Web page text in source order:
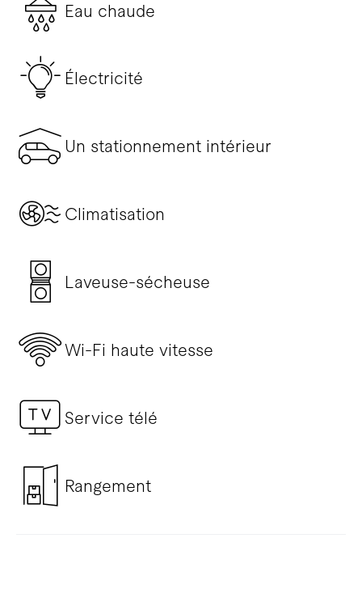
Eau chaude
Électricité
Un stationnement intérieur
Climatisation
Laveuse-sécheuse
Wi-Fi haute vitesse
Service télé
Rangement